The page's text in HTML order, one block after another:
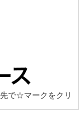
先で☆マークをクリ